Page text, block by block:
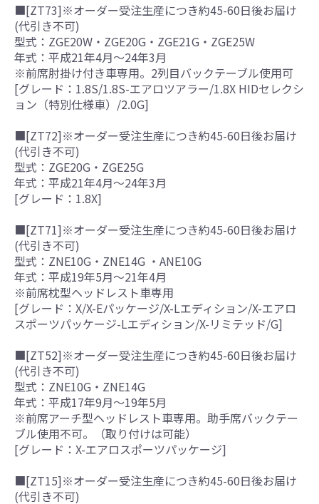
■[ZT73]※オーダー受注生産につき約45-60日後お届け
(代引き不可)
型式：ZGE20W・ZGE20G・ZGE21G・ZGE25W
年式：平成21年4月～24年3月
※前席肘掛け付き車専用。2列目バックテーブル使用可
[グレード：1.8S/1.8S-エアロツアラー/1.8X HIDセレクシ
ョン（特別仕様車）/2.0G]
■[ZT72]※オーダー受注生産につき約45-60日後お届け
(代引き不可)
型式：ZGE20G・ZGE25G
年式：平成21年4月～24年3月
[グレード：1.8X]
■[ZT71]※オーダー受注生産につき約45-60日後お届け
(代引き不可)
型式：ZNE10G・ZNE14G ・ANE10G
年式：平成19年5月～21年4月
※前席枕型ヘッドレスト車専用
[グレード：X/X-Eパッケージ/X-Lエディション/X-エアロ
スポーツパッケージ-Lエディション/X-リミテッド/G]
■[ZT52]※オーダー受注生産につき約45-60日後お届け
(代引き不可)
型式：ZNE10G・ZNE14G
年式：平成17年9月～19年5月
※前席アーチ型ヘッドレスト車専用。助手席バックテー
ブル使用不可。（取り付けは可能）
[グレード：X-エアロスポーツパッケージ]
■[ZT15]※オーダー受注生産につき約45-60日後お届け
(代引き不可)